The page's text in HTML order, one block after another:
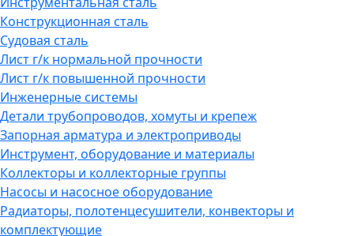
Конструкционная сталь
Судовая сталь
Лист г/к нормальной прочности
Лист г/к повышенной прочности
Инженерные системы
Детали трубопроводов, хомуты и крепеж
Запорная арматура и электроприводы
Инструмент, оборудование и материалы
Коллекторы и коллекторные группы
Насосы и насосное оборудование
Радиаторы, полотенцесушители, конвекторы и
комплектующие